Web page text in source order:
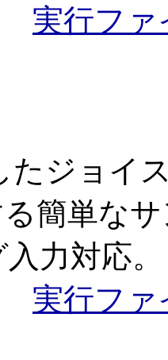
実行フ
ジョイ
簡単な
力対応。
実行フ